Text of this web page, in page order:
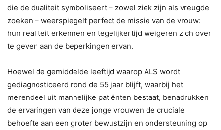
die de dualiteit symboliseert – zowel ziek zijn als vreugde
zoeken – weerspiegelt perfect de missie van de vrouw:
hun realiteit erkennen en tegelijkertijd weigeren zich over
te geven aan de beperkingen ervan.
Hoewel de gemiddelde leeftijd waarop ALS wordt
gediagnosticeerd rond de 55 jaar blijft, waarbij het
merendeel uit mannelijke patiënten bestaat, benadrukken
de ervaringen van deze jonge vrouwen de cruciale
behoefte aan een groter bewustzijn en ondersteuning op